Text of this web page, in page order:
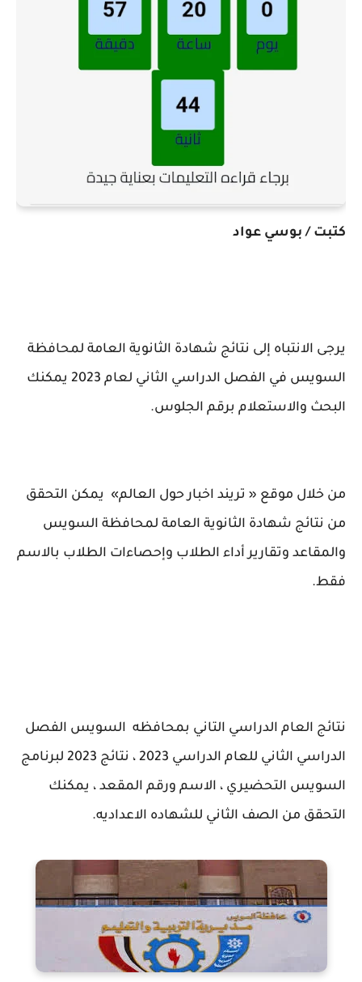
كتبت / بوسي عواد
يرجى الانتباه إلى نتائج شهادة الثانوية العامة لمحافظة
السويس في الفصل الدراسي الثاني لعام 2023 يمكنك
البحث والاستعلام برقم الجلوس.
من خلال موقع « تريند اخبار حول العالم» يمكن التحقق
من نتائج شهادة الثانوية العامة لمحافظة السويس
والمقاعد وتقارير أداء الطلاب وإحصاءات الطلاب بالاسم
فقط.
نتائج العام الدراسي التاني بمحافظه السويس الفصل
الدراسي الثاني للعام الدراسي 2023 ، نتائج 2023 لبرنامج
السويس التحضيري ، الاسم ورقم المقعد ، يمكنك
التحقق من الصف الثاني للشهاده الاعداديه.